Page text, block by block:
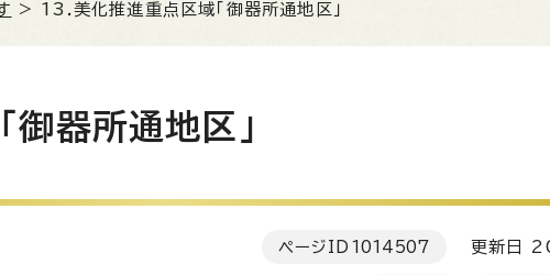
> 13.美化推進重点区域「御器所通地区」
器所通地区」
ページID 1014507 更新日